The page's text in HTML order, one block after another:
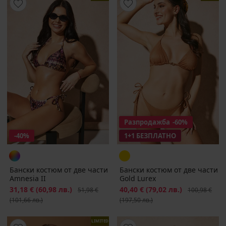
-40%
Бански костюм от две части
Amnesia II
Намаление
31,18 € (60,98 лв.) Първоначална цена
51,98 €
(101,66 лв.)
Разпродажба -60%
1+1 БЕЗПЛАТНО
Бански костюм от две части
Gold Lurex
Намаление
40,40 € (79,02 лв.)
100,98 €
(197,50 лв.)
LIMITED